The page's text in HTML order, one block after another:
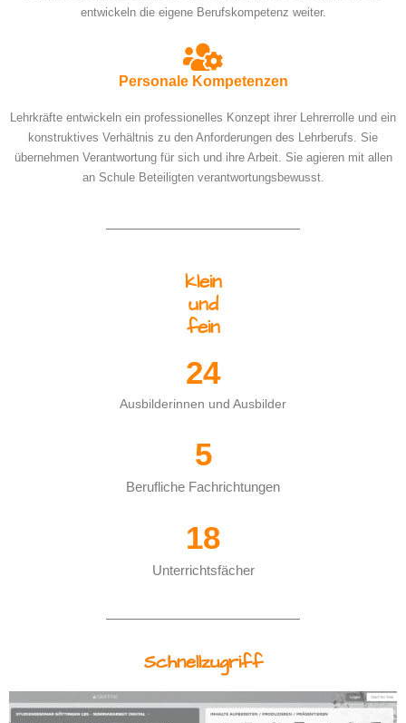
entwickeln die eigene Berufskompetenz weiter.
Personale Kompetenzen
Lehrkräfte entwickeln ein professionelles Konzept ihrer Lehrerrolle und ein
konstruktives Verhältnis zu den Anforderungen des Lehrberufs. Sie
übernehmen Verantwortung für sich und ihre Arbeit. Sie agieren mit allen
an Schule Beteiligten verantwortungsbewusst.
klein
und
fein
Ausbilderinnen und Ausbilder
24
Berufliche Fachrichtungen
5
Unterrichtsfächer
18
Schnellzugriff